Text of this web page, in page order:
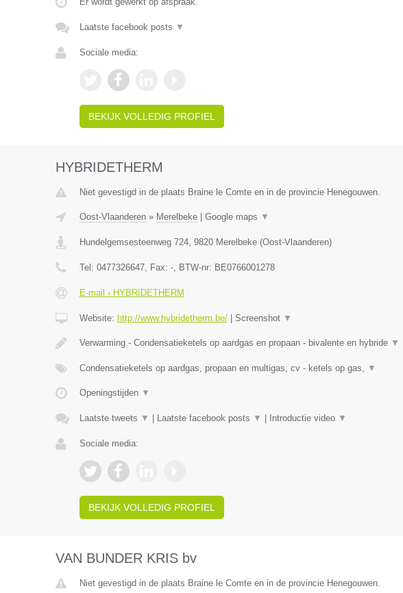
Laatste facebook posts ▼
Sociale media:
BEKIJK VOLLEDIG PROFIEL
HYBRIDETHERM
Niet gevestigd in de plaats Braine le Comte en in de provincie Henegouwen.
Oost-Vlaanderen» Merelbeke| Google maps ▼
Hundelgemsesteenweg 724, 9820 Merelbeke(Oost-Vlaanderen)
Tel: 0477326647, Fax: -, BTW-nr: BE0766001278
E-mail › HYBRIDETHERM
Website: http://www.hybridetherm.be/| Screenshot ▼
Verwarming - Condensatieketels op aardgas en propaan - bivalente en hybride ▼
Condensatieketels op aardgas, propaan en multigas, cv - ketels op gas, ▼
Openingstijden ▼
Laatste tweets ▼ Laatste facebook posts ▼ Introductie video ▼
Sociale media:
BEKIJK VOLLEDIG PROFIEL
VAN BUNDER KRIS bv
Niet gevestigd in de plaats Braine le Comte en in de provincie Henegouwen.